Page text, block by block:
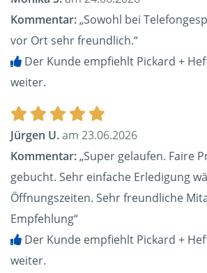
Kommentar:„Sowohl bei
vor Ort sehr freundlich.“
Der Kunde empfiehlt Pickard +
weiter.
Jürgen U.am 23.06.2026
Kommentar:„Super gelaufen. Faire
gebucht. Sehr einfache Erledigung
Öffnungszeiten. Sehr freundliche
Empfehlung“
Der Kunde empfiehlt Pickard +
weiter.